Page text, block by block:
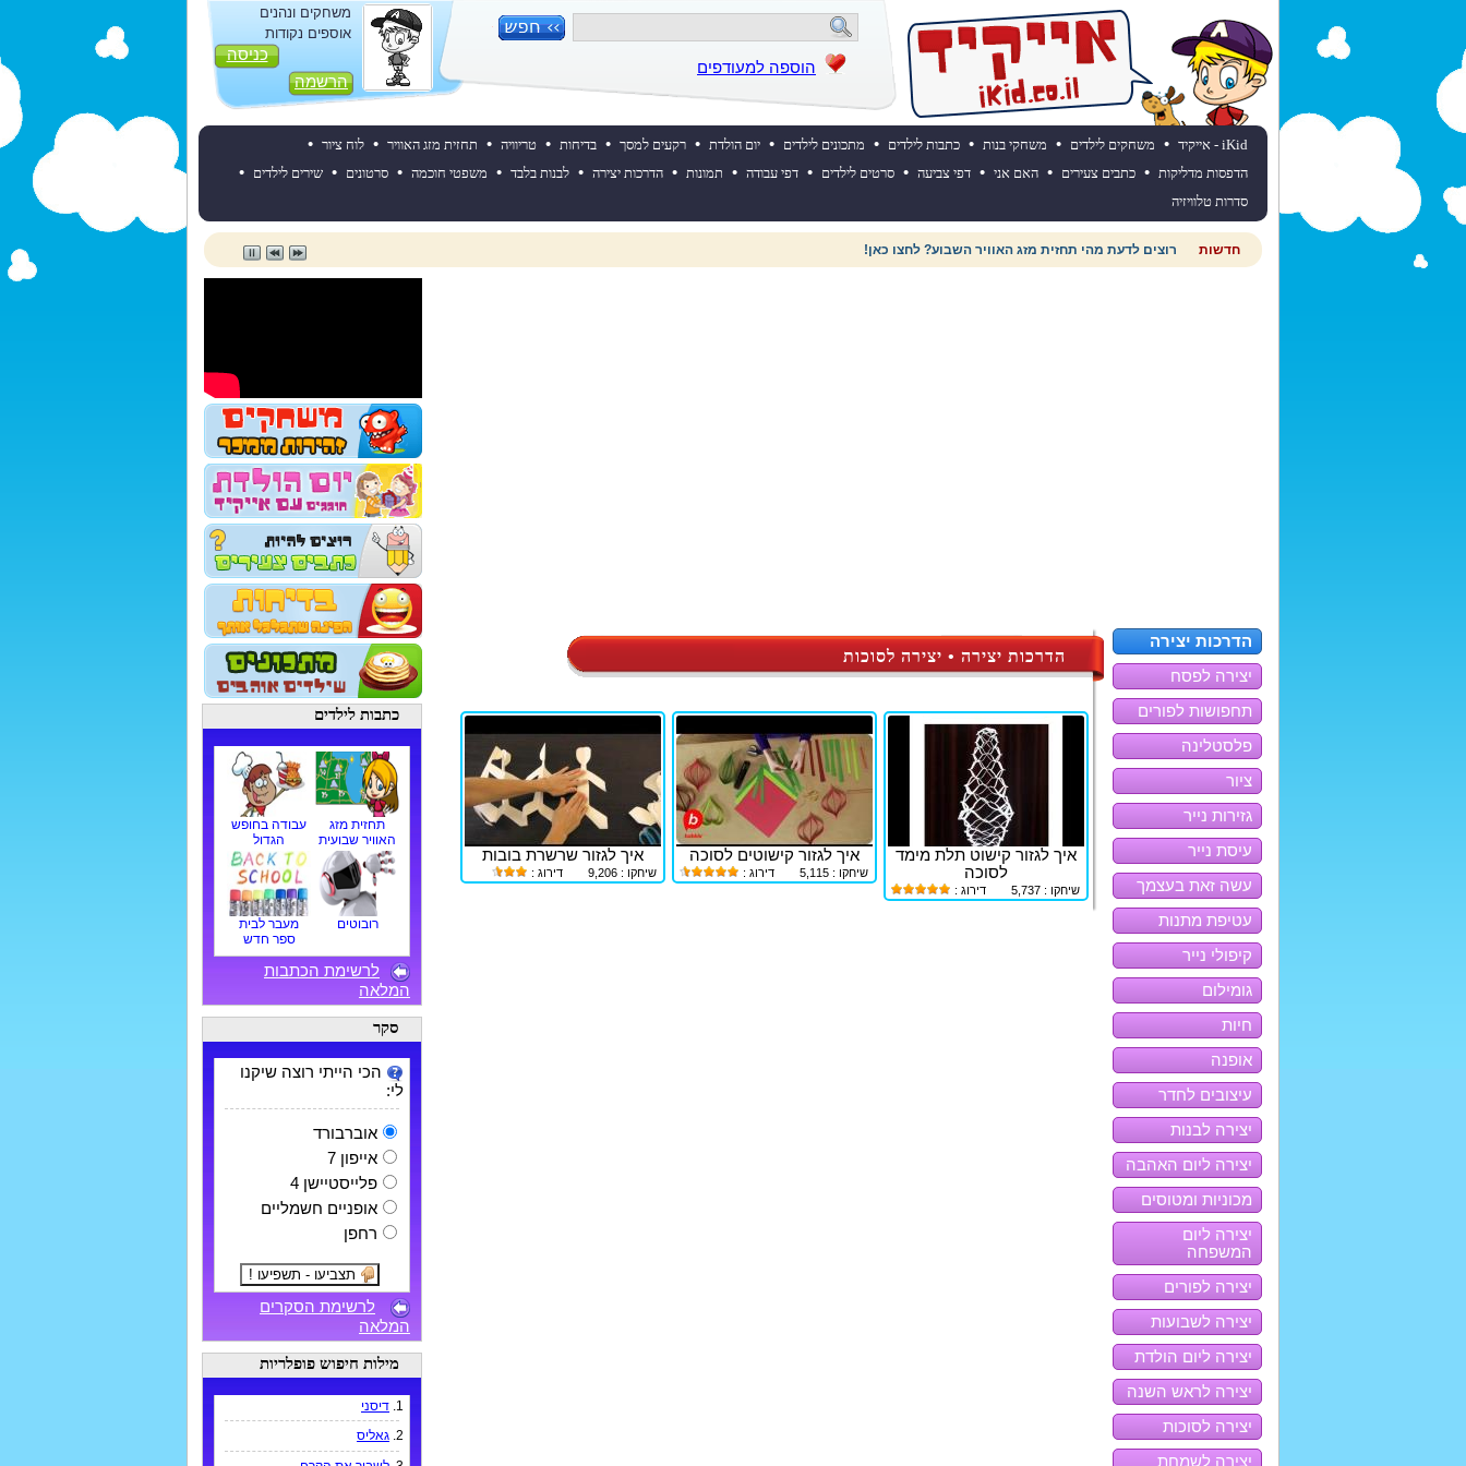
הוספה למעודפים
משחקים ונהנים
אוספים נקודות
כניסה
הרשמה
iKid - אייקיד • משחקים לילדים • משחקי בנות • כתבות לילדים • מתכונים לילדים • יום הולדת • רקעים למסך • בדיחות • טריוויה • תחזית מזג האוויר • לוח ציור •
הדפסות מדליקות • כתבים צעירים • האם אני • דפי צביעה • סרטים לילדים • דפי עבודה • תמונות • הדרכות יצירה • לבנות בלבד • משפטי חוכמה • סרטונים • שירים לילדים •
סדרות טלוויזיה
חדשות רוצים לדעת מהי תחזית מזג האוויר השבוע? לחצו כאן!
הדרכות יצירה
יצירה לפסח
תחפושות לפורים
פלסטלינה
ציור
גזירות נייר
עיסת נייר
עשה זאת בעצמך
עטיפת מתנות
קיפולי נייר
גומילום
חיות
אופנה
עיצובים לחדר
יצירה לבנות
יצירה ליום האהבה
מכוניות ומטוסים
יצירה ליום
המשפחה
יצירה לפורים
יצירה לשבועות
יצירה ליום הולדת
יצירה לראש השנה
יצירה לסוכות
יצירה לשמחת
הדרכות יצירה • יצירה לסוכות
איך לגזור קישוט תלת מימד
לסוכה
שיחקו : 5,737 דירוג :
איך לגזור קישוטים לסוכה
שיחקו : 5,115 דירוג :
איך לגזור שרשרת בובות
שיחקו : 9,206 דירוג :
כתבות לילדים
תחזית מזג
האוויר שבועית
עבודה בחופש
הגדול
רובוטים
מעבר לבית
ספר חדש
לרשימת הכתבות
המלאה
סקר
הכי הייתי רוצה שיקנו
לי:
אוברבורד
אייפון 7
פלייסטיישן 4
אופניים חשמליים
רחפן
לרשימת הסקרים
המלאה
מילות חיפוש פופלריות
1. דיסני
2. גאליס